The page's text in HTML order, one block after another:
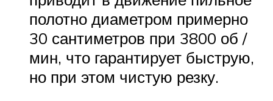
полотно диаметром примерно
30 сантиметров при 3800 об /
мин, что гарантирует быструю,
но при этом чистую резку.